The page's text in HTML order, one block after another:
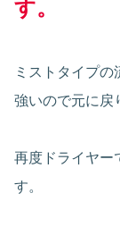
す。
ミストタイプ
強いので元に戻
再度ドライヤー
す。